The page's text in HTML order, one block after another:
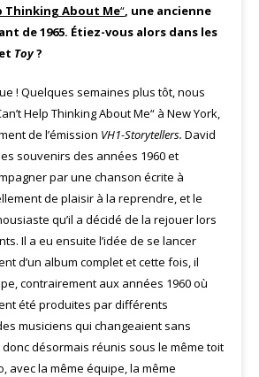
Thinking About Me“, une ancienne
de 1965. Étiez-vous alors dans les
Toy?
! Quelques semaines plus tôt, nous
Help Thinking About Me“ à New York,
de l’émission VH1-Storytellers. David
souvenirs des années 1960 et
par une chanson écrite à
de plaisir à la reprendre, et le
qu’il a décidé de la rejouer lors
Il a eu ensuite l’idée de se lancer
d’un album complet et cette fois, il
contrairement aux années 1960 où
été produites par différents
musiciens qui changeaient sans
désormais réunis sous le même toit
avec la même équipe, la même